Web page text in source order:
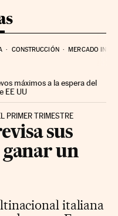
CONSTRUCCIÓN MERCADO
máximos a la espera del
EE UU
PRIMER TRIMESTRE
sus
un
italiana